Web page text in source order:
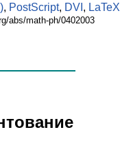
, PostScript, DVI , LaTeX
abs/math-ph/0402003